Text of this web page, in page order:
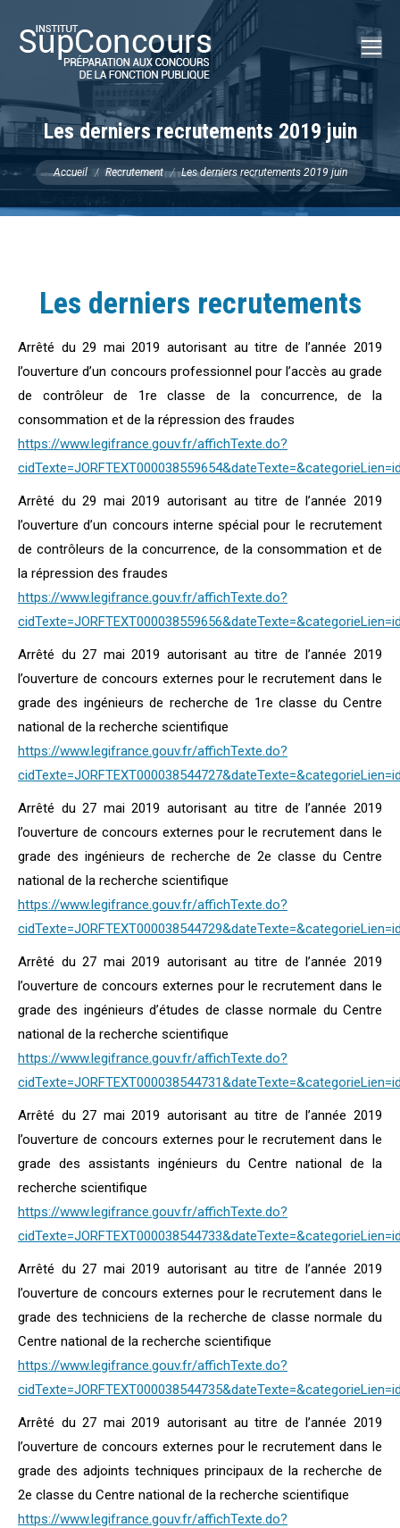
:
Les derniers recrutements 2019 juin
Vous êtes ici :
Accueil Recrutement Les derniers recrutements 2019 juin
Les derniers recrutements
Arrêté du 29 mai 2019 autorisant au titre de l’année 2019
l’ouverture d’un concours professionnel pour l’accès au grade
de contrôleur de 1re classe de la concurrence, de la
consommation et de la répression des fraudes
https://www.legifrance.gouv.fr/affichTexte.do?
Arrêté du 29 mai 2019 autorisant au titre de l’année 2019
l’ouverture d’un concours interne spécial pour le recrutement
de contrôleurs de la concurrence, de la consommation et de
la répression des fraudes
https://www.legifrance.gouv.fr/affichTexte.do?
Arrêté du 27 mai 2019 autorisant au titre de l’année 2019
l’ouverture de concours externes pour le recrutement dans le
grade des ingénieurs de recherche de 1re classe du Centre
national de la recherche scientifique
https://www.legifrance.gouv.fr/affichTexte.do?
Arrêté du 27 mai 2019 autorisant au titre de l’année 2019
l’ouverture de concours externes pour le recrutement dans le
grade des ingénieurs de recherche de 2e classe du Centre
national de la recherche scientifique
https://www.legifrance.gouv.fr/affichTexte.do?
Arrêté du 27 mai 2019 autorisant au titre de l’année 2019
l’ouverture de concours externes pour le recrutement dans le
grade des ingénieurs d’études de classe normale du Centre
national de la recherche scientifique
https://www.legifrance.gouv.fr/affichTexte.do?
Arrêté du 27 mai 2019 autorisant au titre de l’année 2019
l’ouverture de concours externes pour le recrutement dans le
grade des assistants ingénieurs du Centre national de la
recherche scientifique
https://www.legifrance.gouv.fr/affichTexte.do?
Arrêté du 27 mai 2019 autorisant au titre de l’année 2019
l’ouverture de concours externes pour le recrutement dans le
grade des techniciens de la recherche de classe normale du
Centre national de la recherche scientifique
https://www.legifrance.gouv.fr/affichTexte.do?
Arrêté du 27 mai 2019 autorisant au titre de l’année 2019
l’ouverture de concours externes pour le recrutement dans le
grade des adjoints techniques principaux de la recherche de
2e classe du Centre national de la recherche scientifique
https://www.legifrance.gouv.fr/affichTexte.do?